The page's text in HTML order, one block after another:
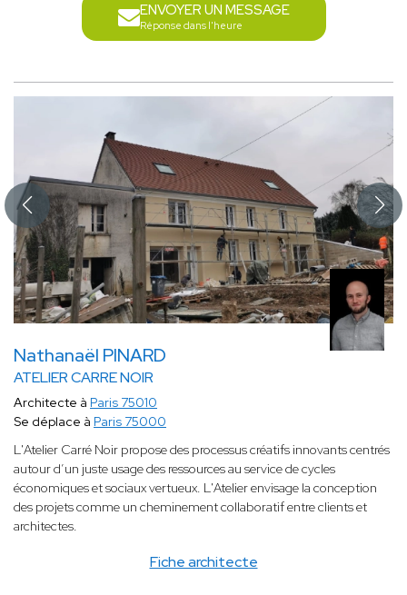
ENVOYER UN MESSAGE
Réponse dans l'heure
Nathanaël PINARD
ATELIER CARRE NOIR
Fiche architecte
Architecte à Paris 75010
Se déplace à Paris 75000
L'Atelier Carré Noir propose des processus créatifs innovants centrés
autour d’un juste usage des ressources au service de cycles
économiques et sociaux vertueux. L'Atelier envisage la conception
des projets comme un cheminement collaboratif entre clients et
architectes.